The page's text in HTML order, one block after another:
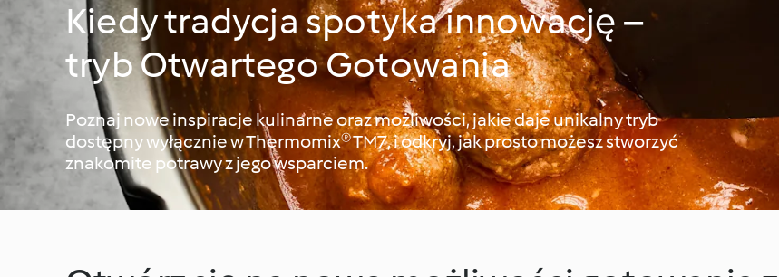
Kiedy tradycja spotyka innowację –
tryb Otwartego Gotowania
Poznaj nowe inspiracje kulinarne oraz możliwości, jakie daje unikalny tryb
dostępny wyłącznie w Thermomix® TM7, i odkryj, jak prosto możesz stworzyć
znakomite potrawy z jego wsparciem.